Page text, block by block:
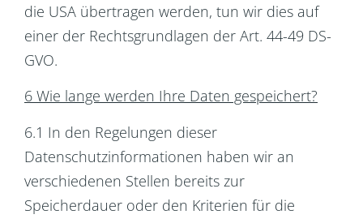
die USA übertragen werden, tun wir dies auf
einer der Rechtsgrundlagen der Art. 44-49 DS-
GVO.
6 Wie lange werden Ihre Daten gespeichert?
6.1 In den Regelungen dieser
Datenschutzinformationen haben wir an
verschiedenen Stellen bereits zur
Speicherdauer oder den Kriterien für die